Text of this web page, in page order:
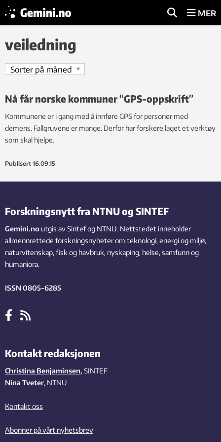
MER
veiledning
Nå får norske kommuner “GPS-oppskrift”
Kommunene er i gang med å innføre GPS for personer med
demens. Fallgruvene er mange. Derfor har forskere laget et verktøy
som skal hjelpe.
Publisert 16.09.15
Forskningsnytt fra NTNU og SINTEF
Gemini.no utgis av Sintef og NTNU. Nettstedet inneholder
allmennrettede forskningsnyheter om teknologi, energi og miljø,
naturvitenskap, fisk og havbruk, nyskaping, helse, samfunn og
humaniora.
ISSN 0805-6285
Kontakt redaksjonen
Christina Benjaminsen, SINTEF
Nina Tveter, NTNU
Kontakt oss
Abonner på vårt nyhetsbrev